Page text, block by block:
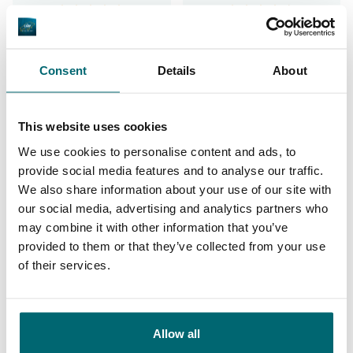
Consent Details About
This website uses cookies
We use cookies to personalise content and ads, to
provide social media features and to analyse our traffic.
We also share information about your use of our site with
our social media, advertising and analytics partners who
may combine it with other information that you’ve
provided to them or that they’ve collected from your use
of their services.
Allow all
Faciliteiten
Ik ben karpervisser in hart en nieren en boek
sinds een jaar of 5 mijn visvakanties bij The
9,4
Ons aanbod Begeleiding